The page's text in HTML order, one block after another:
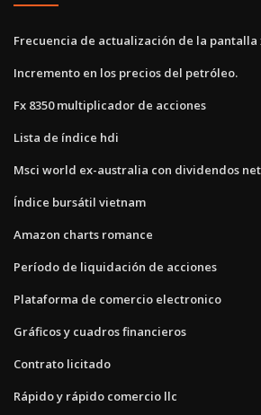
Frecuencia de actualización de la pantalla
Incremento en los precios del petróleo.
Fx 8350 multiplicador de acciones
Lista de índice hdi
Msci world ex-australia con dividendos
Índice bursátil vietnam
Amazon charts romance
Período de liquidación de acciones
Plataforma de comercio electronico
Gráficos y cuadros financieros
Contrato licitado
Rápido y rápido comercio llc